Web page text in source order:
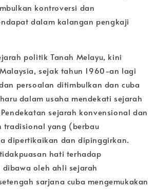
kontroversi dan
dalam kalangan pengkaji
politik Tanah Melayu, kini
sejak tahun 1960-an lagi
persoalan ditimbulkan dan cuba
dalam usaha mendekati sejarah
sejarah konvensional dan
tradisional yang (berbau
dipertikaikan dan dipinggirkan.
hati terhadap
oleh ahli sejarah
sarjana cuba mengemukakan